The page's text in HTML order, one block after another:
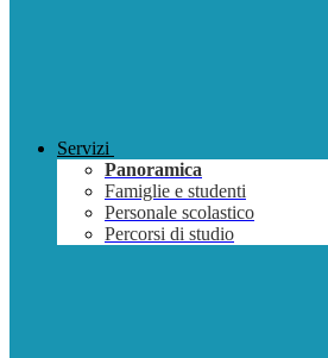
Servizi
Panoramica
Famiglie e studenti
Personale scolastico
Percorsi di studio